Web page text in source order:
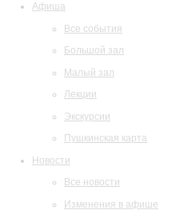
Афиша
Все события
Большой зал
Малый зал
Лекции
Экскурсии
Пушкинская карта
Новости
Все новости
Изменения в афише